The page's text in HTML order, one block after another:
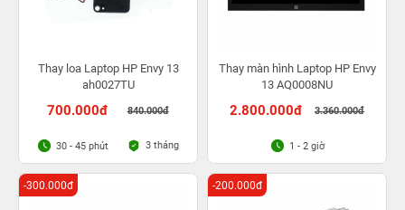
Thay loa Laptop HP Envy 13
ah0027TU
700.000đ 840.000đ
30 - 45 phút 3 tháng
Thay màn hình Laptop HP Envy
13 AQ0008NU
2.800.000đ 3.360.000đ
1 - 2 giờ
-300.000đ -200.000đ